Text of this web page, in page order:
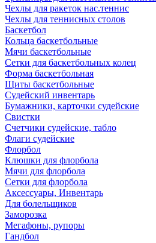
Чехлы для ракеток нас.теннис
Чехлы для теннисных столов
Баскетбол
Кольца баскетбольные
Мячи баскетбольные
Сетки для баскетбольных колец
Форма баскетбольная
Щиты баскетбольные
Судейский инвентарь
Бумажники, карточки судейские
Свистки
Счетчики судейские, табло
Флаги судейские
Флорбол
Клюшки для флорбола
Мячи для флорбола
Сетки для флорбола
Аксессуары, Инвентарь
Для болельщиков
Заморозка
Мегафоны, рупоры
Гандбол